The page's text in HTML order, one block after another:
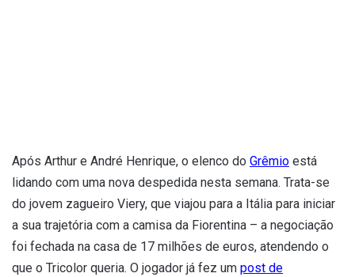
Após Arthur e André Henrique, o elenco do Grêmio está
lidando com uma nova despedida nesta semana. Trata-se
do jovem zagueiro Viery, que viajou para a Itália para iniciar
a sua trajetória com a camisa da Fiorentina – a negociação
foi fechada na casa de 17 milhões de euros, atendendo o
que o Tricolor queria. O jogador já fez um post de